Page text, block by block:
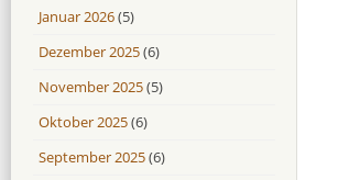
Januar 2026(5)
Dezember 2025(6)
November 2025(5)
Oktober 2025(6)
September 2025(6)